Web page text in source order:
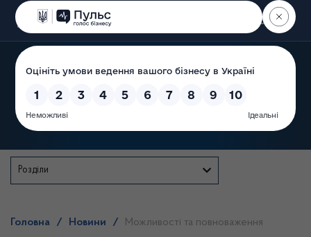
Пошук
Розділи
Головна / Новини /
Можливості та повноваження